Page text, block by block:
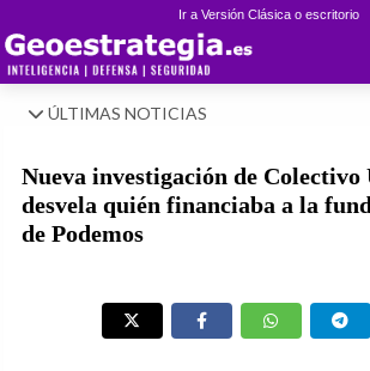
Ir a Versión Clásica o escritorio
ÚLTIMAS NOTICIAS
Nueva investigación de Colectivo
desvela quién financiaba a la
de Podemos